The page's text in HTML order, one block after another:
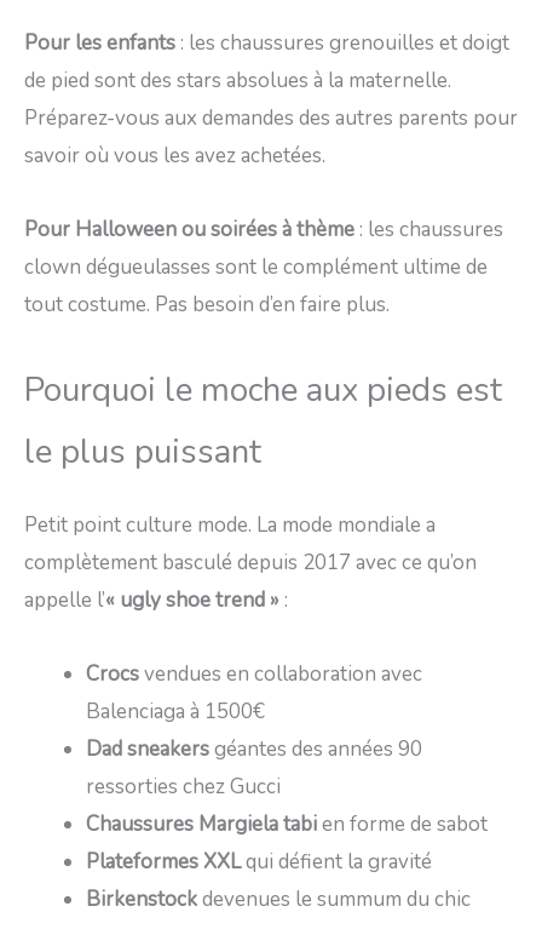
Pour les enfants : les chaussures grenouilles et doigt
de pied sont des stars absolues à la maternelle.
Préparez-vous aux demandes des autres parents pour
savoir où vous les avez achetées.
Pour Halloween ou soirées à thème : les chaussures
clown dégueulasses sont le complément ultime de
tout costume. Pas besoin d’en faire plus.
Pourquoi le moche aux pieds est
le plus puissant
Petit point culture mode. La mode mondiale a
complètement basculé depuis 2017 avec ce qu’on
appelle l’« ugly shoe trend » :
Crocsvendues en collaboration avec
Balenciaga à 1500€
Dad sneakersgéantes des années 90
ressorties chez Gucci
Chaussures Margiela tabien forme de sabot
Plateformes XXLqui défient la gravité
Birkenstockdevenues le summum du chic